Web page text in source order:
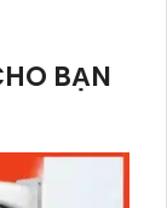
BẠN